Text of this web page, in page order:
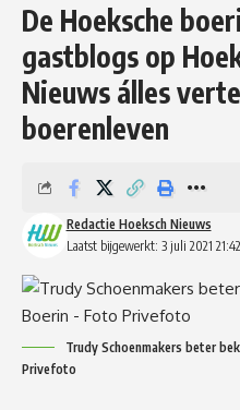
De Hoeksche
gastblogs op
Nieuws álles
boerenleven
Laatst bijgewerkt: 3 juli 2021 21:42
Redactie Hoeksch Nieuws
Trudy Schoenmakers beter
Privefoto